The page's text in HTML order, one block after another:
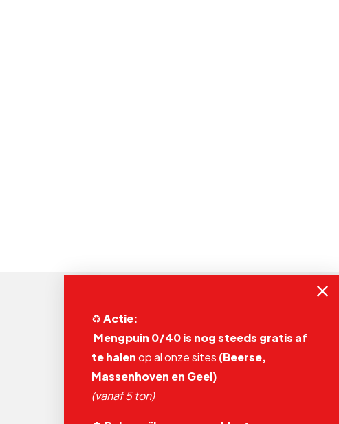
Adams Polendam NV
Depot Geel
Leukaard 1
♻️Actie:
Mengpuin 0/40 is nog steeds gratis af
te halenop al onze sites (Beerse,
Massenhoven en Geel)
(vanaf 5 ton)